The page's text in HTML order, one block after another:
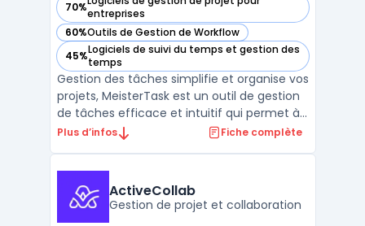
70%entreprises
— voir MeisterTask dans cette catégorie
60%Outils de Gestion de Workflow
— voir MeisterTask dans cette catégorie
45%Logiciels de suivi du temps et gestion des
temps
— voir MeisterTask dans cette catégorie
Gestion des tâches simplifie et organise vos
projets, MeisterTask est un outil de gestion
de tâches efficace et intuitif qui permet à
toutes les équipes de collaborer en temps
responsabilités et suivre les progrès des proj
Plus d’infos Fiche complète
ActiveCollab
Gestion de projet et collaboration